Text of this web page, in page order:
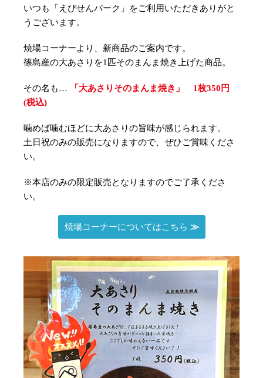
いつも「えびせんパーク」をご利用いただきありがと
うございます。
焼場コーナーより、新商品のご案内です。
篠島産の大あさりを1匹そのまんま焼き上げた商品。
その名も…
「大あさりそのまんま焼き」 1枚350円
(税込)
噛めば噛むほどに大あさりの旨味が感じられます。
土日祝のみの販売になりますので、ぜひご賞味くださ
い。
※本店のみの限定販売となりますのでご了承くださ
い。
焼場コーナーについてはこちら ≫